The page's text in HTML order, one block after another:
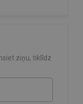
ziņu, tiklīdz